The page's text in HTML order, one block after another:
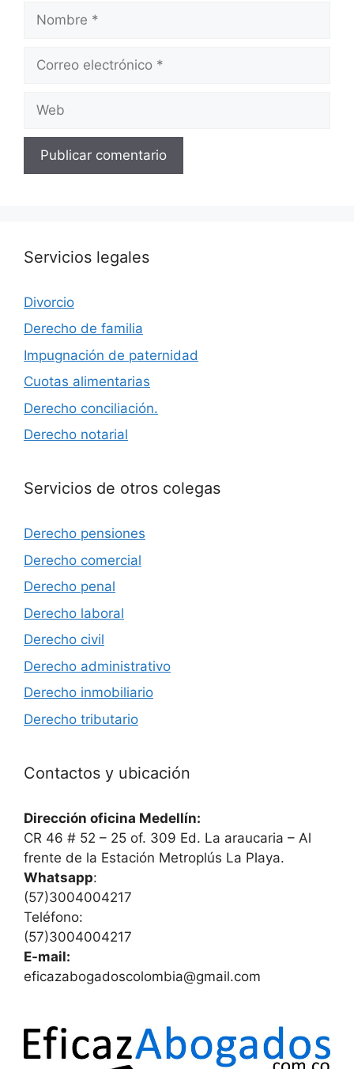
electrónico
Servicios legales
Divorcio
Derecho de familia
Impugnación de paternidad
Cuotas alimentarias
Derecho conciliación.
Derecho notarial
Servicios de otros colegas
Derecho pensiones
Derecho comercial
Derecho penal
Derecho laboral
Derecho civil
Derecho administrativo
Derecho inmobiliario
Derecho tributario
Contactos y ubicación
Dirección oficina Medellín:
CR 46 # 52 – 25 of. 309 Ed. La araucaria – Al
frente de la Estación Metroplús La Playa.
Whatsapp:
(57)3004004217
Teléfono:
(57)3004004217
E-mail:
eficazabogadoscolombia@gmail.com